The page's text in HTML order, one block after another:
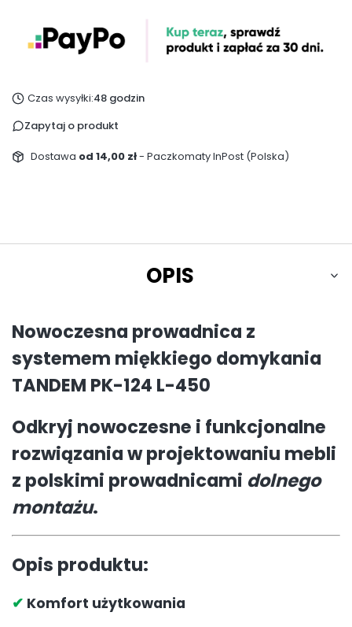
Czas wysyłki:48 godzin
Zapytaj o produkt
Dostawa od 14,00 zł- Paczkomaty InPost (Polska)
OPIS
Nowoczesna prowadnica z
systemem miękkiego domykania
TANDEM PK-124 L-450
Odkryj nowoczesne i funkcjonalne
rozwiązania w projektowaniu mebli
z polskimi prowadnicami dolnego
montażu.
Opis produktu:
✔ Komfort użytkowania